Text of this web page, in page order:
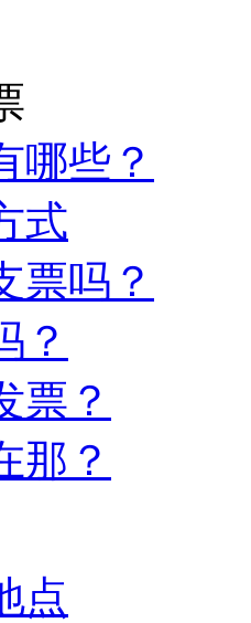
哪些？
式
票吗？
？
票？
那？
点